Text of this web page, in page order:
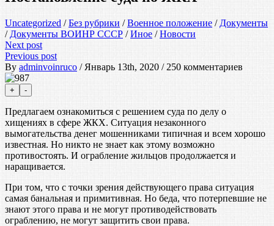
Uncategorized /Без рубрики /Военное положение / Документы
/ Документы ВОИНР СССР /Иное /Новости
Next post
Previous post
By adminvoinruco / Январь 13th, 2020 / 250 комментариев
Предлагаем ознакомиться с решением суда по делу о
хищениях в сфере ЖКХ. Ситуация незаконного
вымогательства денег мошенниками типичная и всем хорошо
известная. Но никто не знает как этому возможно
противостоять. И ограбление жильцов продолжается и
наращивается.
При том, что с точки зрения действующего права ситуация
самая банальная и примитивная. Но беда, что потерпевшие не
знают этого права и не могут противодействовать
ограблению, не могут защитить свои права.